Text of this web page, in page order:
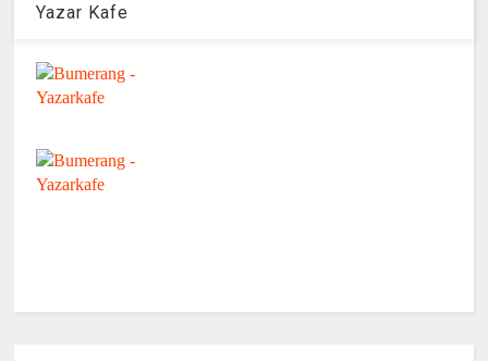
Yazar Kafe